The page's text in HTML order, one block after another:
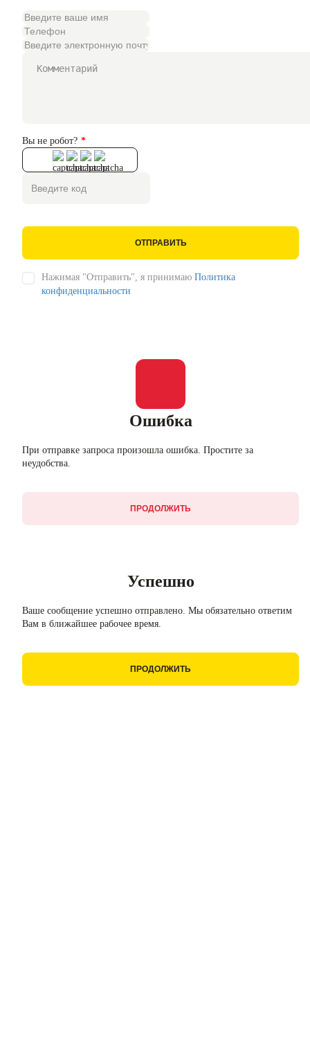
Вы не робот?
ОТПРАВИТЬ
Нажимая "Отправить", я принимаю Политика
конфиденциальности
Ошибка
При отправке запроса произошла ошибка. Простите за
неудобства.
ПРОДОЛЖИТЬ
Успешно
Ваше сообщение успешно отправлено. Мы обязательно ответим
Вам в ближайшее рабочее время.
ПРОДОЛЖИТЬ